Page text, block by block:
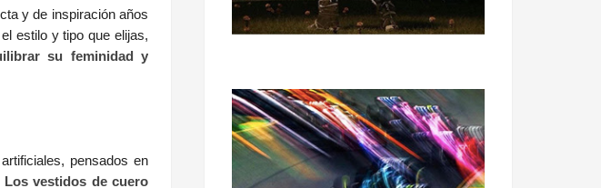
y de inspiración años
estilo y tipo que elijas,
su feminidad y
pensados en
Los vestidos de cuero